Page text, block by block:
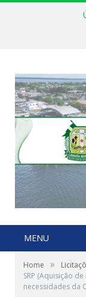
MENU
Home »
SRP (Aquisição
necessidades da